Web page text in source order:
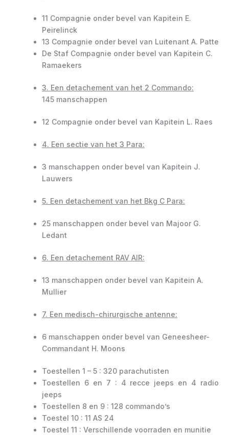
11 Compagnie onder bevel van Kapitein E.
Peirelinck
13 Compagnie onder bevel van Luitenant A. Patte
De Staf Compagnie onder bevel van Kapitein C.
Ramaekers
3. Een detachement van het 2 Commando:
145 manschappen
12 Compagnie onder bevel van Kapitein L. Raes
4. Een sectie van het 3 Para:
3 manschappen onder bevel van Kapitein J.
Lauwers
5. Een detachement van het Bkg C Para:
25 manschappen onder bevel van Majoor G.
Ledant
6. Een detachement RAV AIR:
13 manschappen onder bevel van Kapitein A.
Mullier
7. Een medisch-chirurgische antenne:
6 manschappen onder bevel van Geneesheer-
Commandant H. Moons
Toestellen 1 – 5 : 320 parachutisten
Toestellen 6 en 7 : 4 recce jeeps en 4 radio
jeeps
Toestellen 8 en 9 : 128 commando’s
Toestel 10 : 11 AS 24
Toestel 11 : Verschillende voorraden en munitie